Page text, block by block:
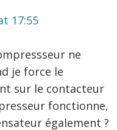
17:55
ne
je force le
sur le contacteur
fonctionne,
également ?